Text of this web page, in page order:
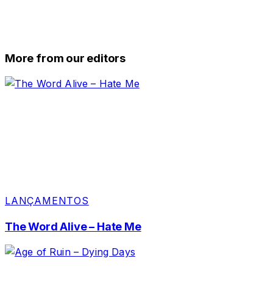
More from our editors
LANÇAMENTOS
The Word Alive – Hate Me